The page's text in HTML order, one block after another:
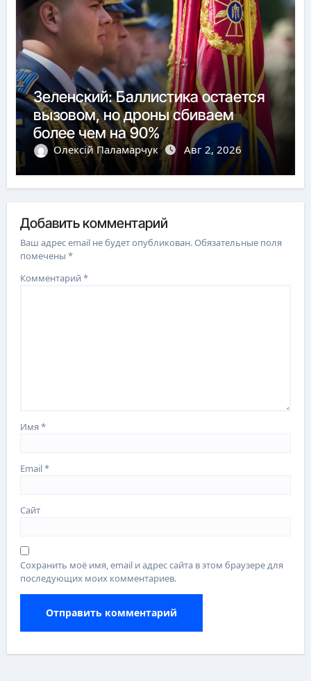
Зеленский: Баллистика остается
вызовом, но дроны сбиваем
более чем на 90%
Олексій Паламарчук Авг 2, 2026
Добавить комментарий
Ваш адрес email не будет опубликован.Обязательные поля
помечены*
Комментарий*
Имя*
Email*
Сайт
Сохранить моё имя, email и адрес сайта в этом браузере для
последующих моих комментариев.